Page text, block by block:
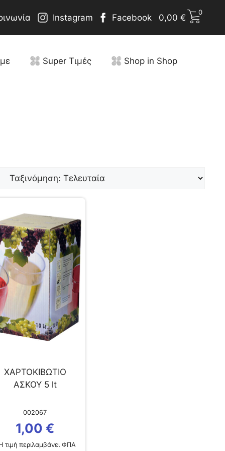
Instagram Facebook 0,00 €
0
Super Τιμές Shop in Shop
ΧΑΡΤΟΚΙΒΩΤΙΟ
ΑΣΚΟΥ 5 lt
002067
1,00 €
περιλαμβάνει ΦΠΑ